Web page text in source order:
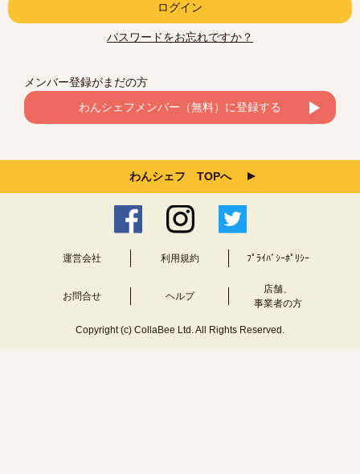
ログイン
パスワードをお忘れですか？
メンバー登録がまだの方
わんシェフメンバー（無料）に登録する
わんシェフ TOPへ
運営会社 利用規約 ﾌﾟﾗｲﾊﾞｼｰﾎﾟﾘｼｰ
お問合せ ヘルプ
店舗、
事業者の方
Copyright (c) CollaBee Ltd. All Rights Reserved.